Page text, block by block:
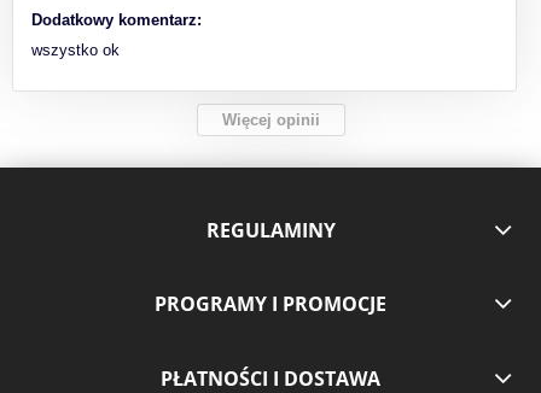
Dodatkowy komentarz:
wszystko ok
Więcej opinii
REGULAMINY
PROGRAMY I PROMOCJE
PŁATNOŚCI I DOSTAWA